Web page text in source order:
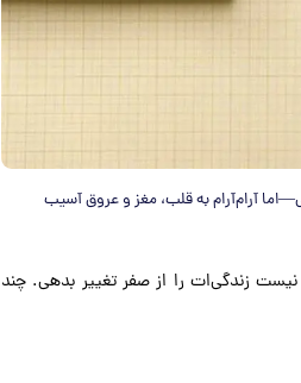
آرام‌آرام به قلب، مغز و عروق آسیب
زندگی‌ات را از صفر تغییر بدهی. چند